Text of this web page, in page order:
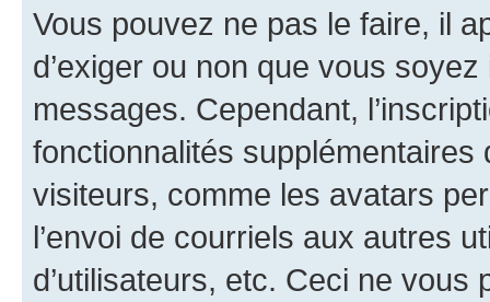
Vous pouvez ne pas le faire, il
d’exiger ou non que vous
messages. Cependant,
fonctionnalités
visiteurs, comme les avatars
l’envoi de courriels aux autres
d’utilisateurs, etc. Ceci ne vous